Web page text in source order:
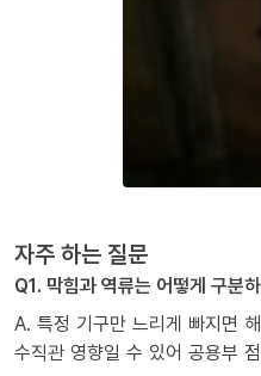
자주 하는 질문
Q1. 막힘과 역류는 어떻게 구분
A. 특정 기구만 느리게 빠지면
수직관 영향일 수 있어 공용부